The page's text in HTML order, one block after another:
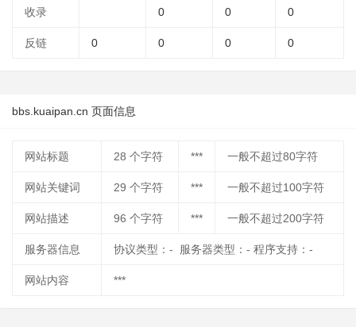
收录 0 0 0
反链 0 0 0 0
bbs.kuaipan.cn 页面信息
网站标题 28 个字符 *** 一般不超过80字符
网站关键词 29 个字符 *** 一般不超过100字符
网站描述 96 个字符 *** 一般不超过200字符
服务器信息 协议类型：- 服务器类型：- 程序支持：-
网站内容 ***